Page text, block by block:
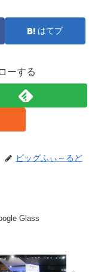
はてブ
ーする
ビッグふぃ～るど
Glass